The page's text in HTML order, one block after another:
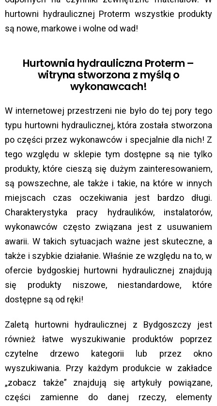
hurtowni hydraulicznej Proterm wszystkie produkty
są nowe, markowe i wolne od wad!
Hurtownia hydrauliczna Proterm –
witryna stworzona z myślą o
wykonawcach!
W internetowej przestrzeni nie było do tej pory tego
typu hurtowni hydraulicznej, która została stworzona
po części przez wykonawców i specjalnie dla nich! Z
tego względu w sklepie tym dostępne są nie tylko
produkty, które cieszą się dużym zainteresowaniem,
są powszechne, ale także i takie, na które w innych
miejscach czas oczekiwania jest bardzo długi.
Charakterystyka pracy hydraulików, instalatorów,
wykonawców często związana jest z usuwaniem
awarii. W takich sytuacjach ważne jest skuteczne, a
także i szybkie działanie. Właśnie ze względu na to, w
ofercie bydgoskiej hurtowni hydraulicznej znajdują
się produkty niszowe, niestandardowe, które
dostępne są od ręki!
Zaletą hurtowni hydraulicznej z Bydgoszczy jest
również łatwe wyszukiwanie produktów poprzez
czytelne drzewo kategorii lub przez okno
wyszukiwania. Przy każdym produkcie w zakładce
„zobacz także” znajdują się artykuły powiązane,
części zamienne do danej rzeczy, elementy